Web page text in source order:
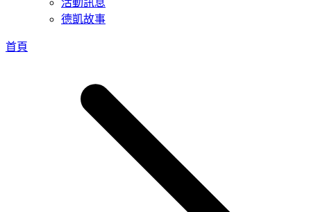
德凱故事
首頁